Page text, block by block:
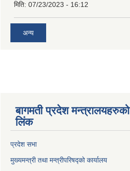
मिति: 07/23/2023 - 16:12
अन्य
बागमती प्रदेश मन्त्रालयहरुको
लिंक
प्रदेश सभा
मुख्यमन्त्री तथा मन्त्रीपरिषद्को कार्यालय